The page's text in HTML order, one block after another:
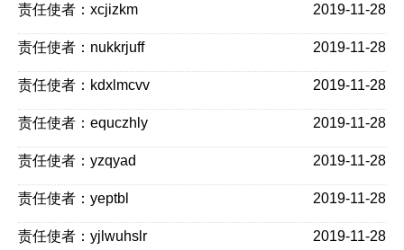
责任使者：xcjizkm 2019-11-28
责任使者：nukkrjuff 2019-11-28
责任使者：kdxlmcvv 2019-11-28
责任使者：equczhly 2019-11-28
责任使者：yzqyad 2019-11-28
责任使者：yeptbl 2019-11-28
责任使者：yjlwuhslr 2019-11-28